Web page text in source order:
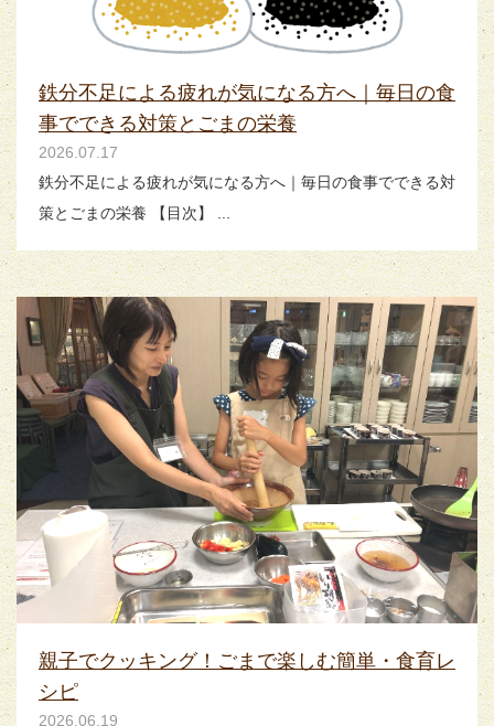
鉄分不足による疲れが気になる方へ｜毎日の食
事でできる対策とごまの栄養
2026.07.17
鉄分不足による疲れが気になる方へ｜毎日の食事でできる対
策とごまの栄養 【目次】 ...
親子でクッキング！ごまで楽しむ簡単・食育レ
シピ
2026.06.19